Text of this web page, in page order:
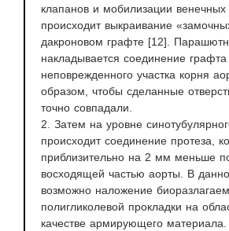
клапанов и мобилизации венечных
происходит выкраивание
дакроновом графте [12].
накладывается соединение графта
неповрежденного участка корня
образом, чтобы сделанные
точно совпадали.
2. Затем на уровне
происходит соединение протеза,
приблизительно на 2 мм меньше
восходящей частью аорты. В
возможно наложение
полигликолевой прокладки на
качестве армирующего